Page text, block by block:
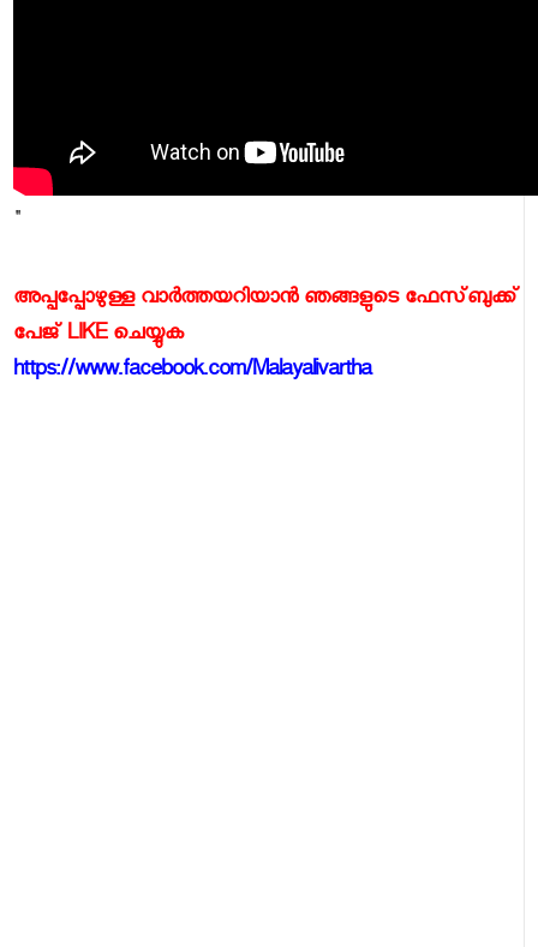
"
അപ്പപ്പോഴുള്ള വാര്‍ത്തയറിയാന്‍ ഞങ്ങളുടെ ഫേസ്‌ബുക്ക്‌
പേജ് LIKE ചെയ്യുക
https://www.facebook.com/Malayalivartha